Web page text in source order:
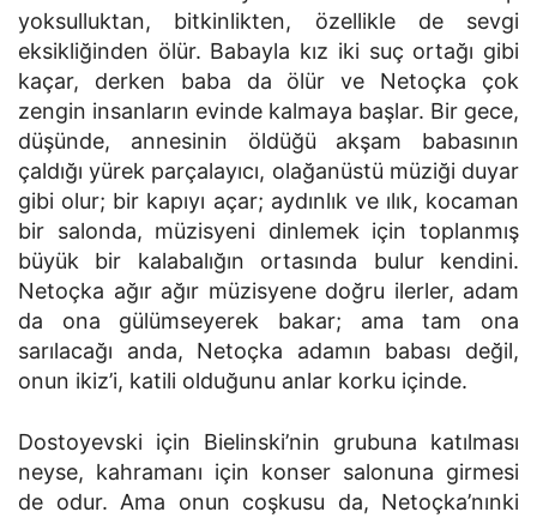
yoksulluktan, bitkinlikten, özellikle de sevgi
eksikliğinden ölür. Babayla kız iki suç ortağı gibi
kaçar, derken baba da ölür ve Netoçka çok
zengin insanların evinde kalmaya başlar. Bir gece,
düşünde, annesinin öldüğü akşam babasının
çaldığı yürek parçalayıcı, olağanüstü müziği duyar
gibi olur; bir kapıyı açar; aydınlık ve ılık, kocaman
bir salonda, müzisyeni dinlemek için toplanmış
büyük bir kalabalığın ortasında bulur kendini.
Netoçka ağır ağır müzisyene doğru ilerler, adam
da ona gülümseyerek bakar; ama tam ona
sarılacağı anda, Netoçka adamın babası değil,
onun ikiz’i, katili olduğunu anlar korku içinde.
Dostoyevski için Bielinski’nin grubuna katılması
neyse, kahramanı için konser salonuna girmesi
de odur. Ama onun coşkusu da, Netoçka’nınki